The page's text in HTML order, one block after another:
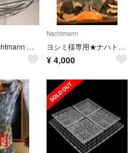
【専用】Nachtmann ジンユィ プレート2pieces
Nachtmann
ヨシミ様専用★ナハトマン ノブレス ゴブレッド トール グラス (4個入)
¥ 4,000